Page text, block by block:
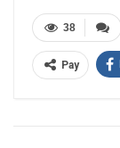
38
Pay